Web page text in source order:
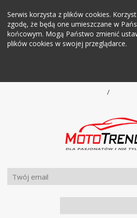
Serwis korzysta z plików cookies.
zgodę, że będą one umieszczane w
końcowym. Mogą Państwo zmienić
plików cookies w swojej przeglądarce.
/